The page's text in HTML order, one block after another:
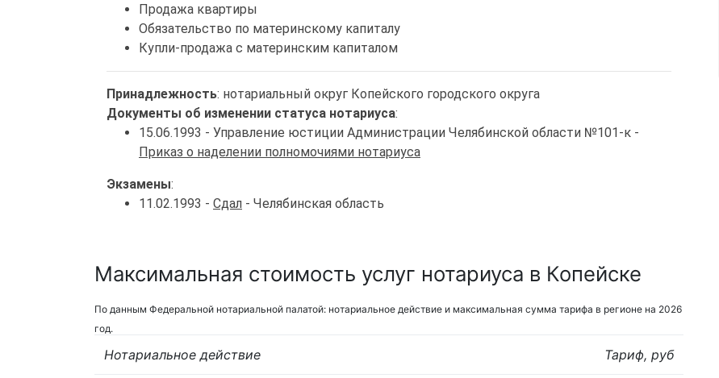
Продажа квартиры
Обязательство по материнскому капиталу
Купли-продажа с материнским капиталом
Принадлежность: нотариальный округ Копейского городского округа
Документы об изменении статуса нотариуса:
15.06.1993 - Управление юстиции Администрации Челябинской области №101-к -
Приказ о наделении полномочиями нотариуса
Экзамены:
11.02.1993 - Сдал - Челябинская область
Максимальная стоимость услуг нотариуса в Копейске
По данным Федеральной нотариальной палатой: нотариальное действие и максимальная сумма тарифа в регионе на 2026
год.
Нотариальное действие Тариф, руб